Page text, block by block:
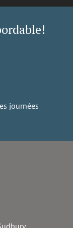
journées